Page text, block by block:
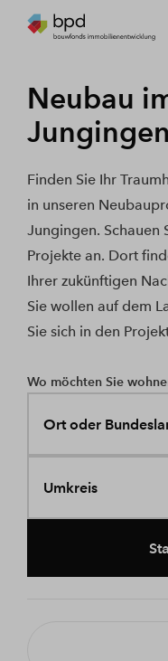
Neubau
Jungingen
Finden Sie Ihr
in unseren
Jungingen. Schauen
Projekte an. Dort
Ihrer zukünftigen
Sie wollen auf dem
Sie sich in den
Wo möchten Sie
Ort oder
Umkreis